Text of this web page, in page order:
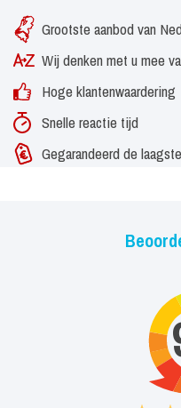
Grootste aanbod van
Wij denken met u mee
Hoge klantenwaardering
Snelle reactie tijd
Gegarandeerd de